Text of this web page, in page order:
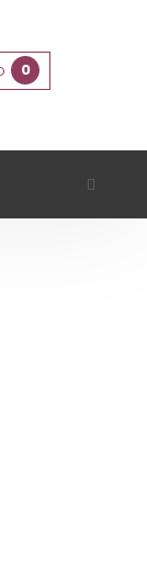
0